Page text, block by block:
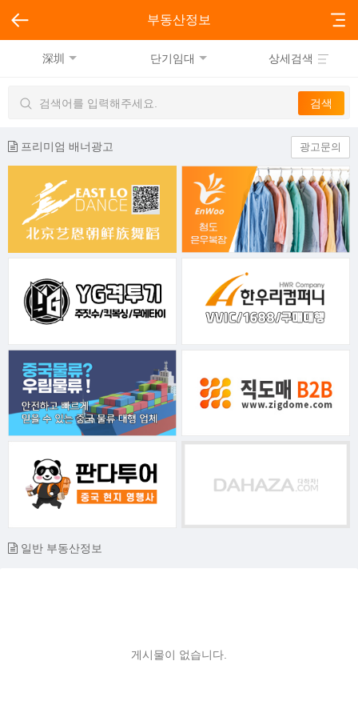
부동산정보
深圳 단기임대 상세검색
프리미엄 배너광고 광고문의
일반 부동산정보
게시물이 없습니다.